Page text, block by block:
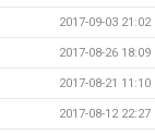
2017-09-03 21:02
2017-08-26 18:09
2017-08-21 11:10
2017-08-12 22:27